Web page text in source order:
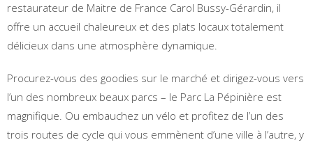
restaurateur de Maitre de France Carol Bussy-Gérardin, il
offre un accueil chaleureux et des plats locaux totalement
délicieux dans une atmosphère dynamique.
Procurez-vous des goodies sur le marché et dirigez-vous vers
l’un des nombreux beaux parcs – le Parc La Pépinière est
magnifique. Ou embauchez un vélo et profitez de l’un des
trois routes de cycle qui vous emmènent d’une ville à l’autre, y